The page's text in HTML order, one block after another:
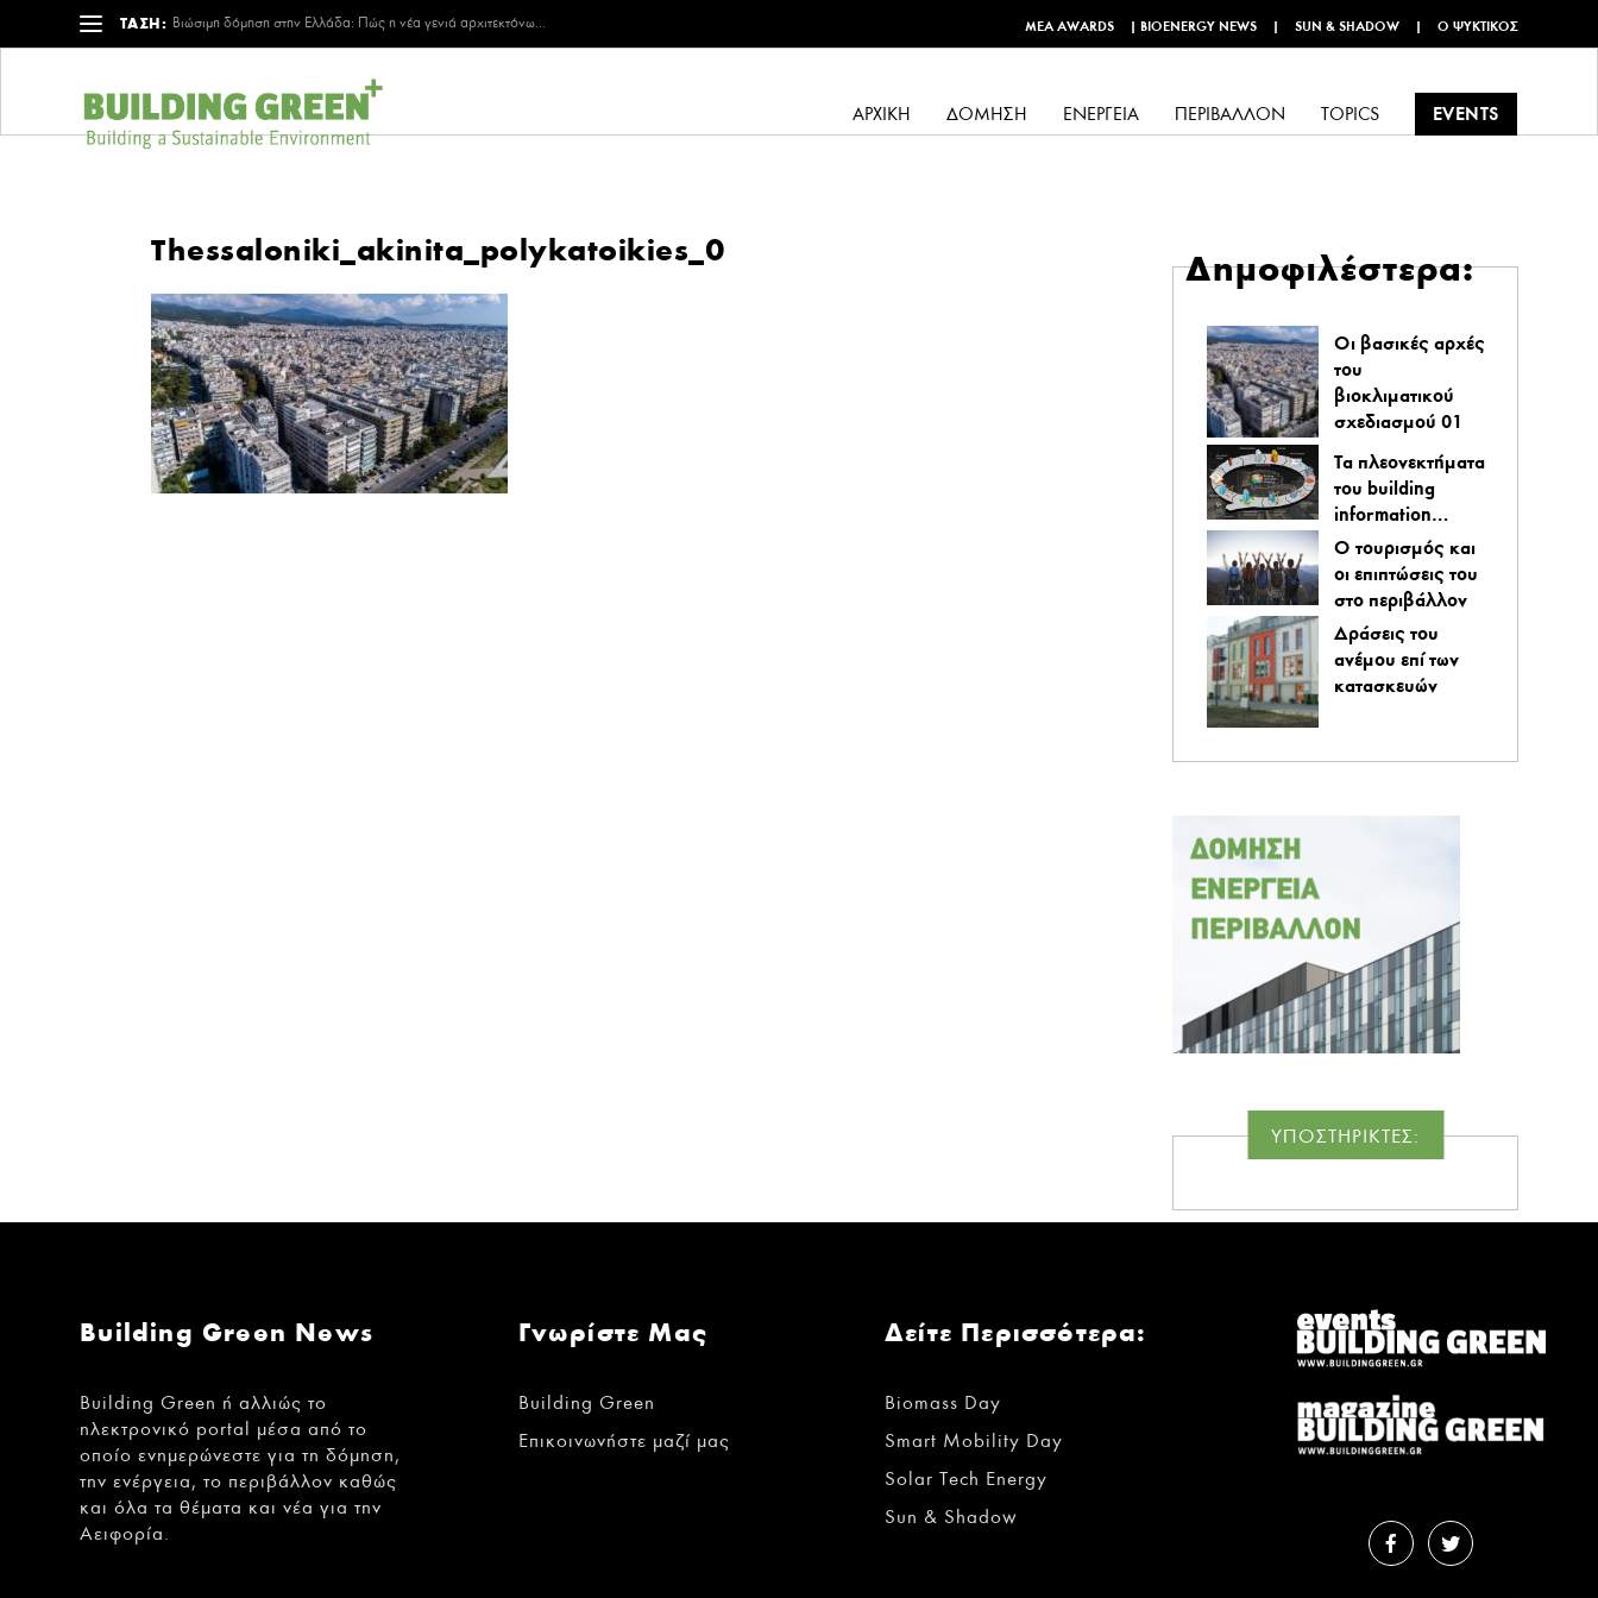
ΤΑΣΗ: Βιώσιμη δόμηση στην Ελλάδα: Πώς η νέα γενιά αρχιτεκτόνω... MEA AWARDS | BIOENERGY NEWS | SUN & SHADOW | Ο ΨΥΚΤΙΚΌΣ
ΑΡΧΙΚΉ ΔΌΜΗΣΗ ΕΝΈΡΓΕΙΑ ΠΕΡΙΒΆΛΛΟΝ TOPICS EVENTS
Thessaloniki_akinita_polykatoikies_0 Δημοφιλέστερα:
Οι βασικές αρχές
του
βιοκλιματικού
σχεδιασμού 01
Τα πλεονεκτήματα
του building
information…
O τουρισμός και
οι επιπτώσεις του
στο περιβάλλον
Δράσεις του
ανέμου επί των
κατασκευών
ΥΠΟΣΤΗΡΙΚΤΕΣ:
Building Green News
Building Green ή αλλιώς το
ηλεκτρονικό portal μέσα από το
οποίο ενημερώνεστε για τη δόμηση,
την ενέργεια, το περιβάλλον καθώς
και όλα τα θέματα και νέα για την
Αειφορία.
Γνωρίστε Μας
Building Green
Επικοινωνήστε μαζί μας
Δείτε Περισσότερα:
Biomass Day
Smart Mobility Day
Solar Tech Energy
Sun & Shadow